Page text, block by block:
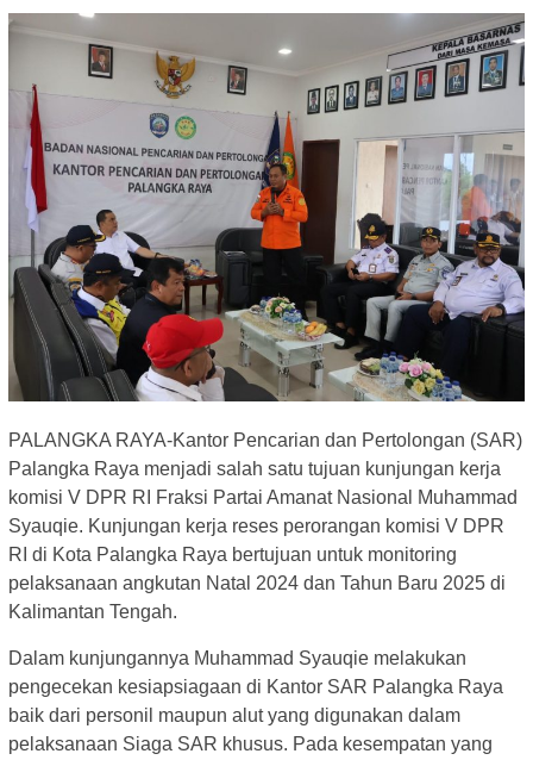
PALANGKA RAYA-Kantor Pencarian dan Pertolongan (SAR)
Palangka Raya menjadi salah satu tujuan kunjungan kerja
komisi V DPR RI Fraksi Partai Amanat Nasional Muhammad
Syauqie. Kunjungan kerja reses perorangan komisi V DPR
RI di Kota Palangka Raya bertujuan untuk monitoring
pelaksanaan angkutan Natal 2024 dan Tahun Baru 2025 di
Kalimantan Tengah.
Dalam kunjungannya Muhammad Syauqie melakukan
pengecekan kesiapsiagaan di Kantor SAR Palangka Raya
baik dari personil maupun alut yang digunakan dalam
pelaksanaan Siaga SAR khusus. Pada kesempatan yang